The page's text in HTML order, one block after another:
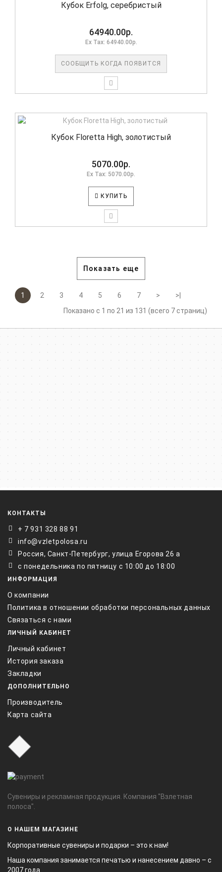
Кубок Erfolg, серебристый
64940.00р.
Ex Tax: 64940.00р.
СООБЩИТЬ КОГДА ПОЯВИТСЯ
Кубок Floretta High, золотистый
5070.00р.
Ex Tax: 5070.00р.
КУПИТЬ
Показать еще
1 2 3 4 5 6 7 >
>|
Показано с 1 по 21 из 131 (всего 7 страниц)
КОНТАКТЫ
+ 7 931 328 88 91
info@vzletpolosa.ru
Россия, Санкт-Петербург, улица Егорова 26 а
с понедельника по пятницу с 10:00 до 18:00
ИНФОРМАЦИЯ
О компании
Политика в отношении обработки персональных данных
Связаться с нами
ЛИЧНЫЙ КАБИНЕТ
Личный кабинет
История заказа
Закладки
ДОПОЛНИТЕЛЬНО
Производитель
Карта сайта
Сувениры и рекламная продукция. Компания "Взлетная
полоса".
О НАШЕМ МАГАЗИНЕ
Корпоративные сувениры и подарки – это к нам!
Наша компания занимается печатью и нанесением давно – с
2007 года.